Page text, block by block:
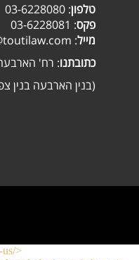
טלפון:
03-6228080
פקס: 03-6228081
מייל: info@toutilaw.com
כתובתנו: רח' הארבעה 28, תל
(בנין הארבעה בנין
us/>